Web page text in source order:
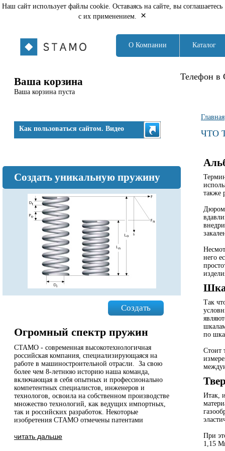
Наш сайт использует файлы cookie. Оставаясь на сайте, вы соглашаетесь
с их применением.
×
О Компании Каталог
Телефон в
Ваша корзина
Ваша корзина пуста
Как пользоваться сайтом. Видео
Создать уникальную пружину
Создать
Огромный спектр пружин
СТАМО - современная высокотехнологичная
российская компания, специализирующаяся на
работе в машиностроительной отрасли. За свою
более чем 8-летнюю историю наша команда,
включающая в себя опытных и профессионально
компетентных специалистов, инженеров и
технологов, освоила на собственном производстве
множество технологий, как ведущих импортных,
так и российских разработок. Некоторые
изобретения СТАМО отмечены патентами
читать дальше
Вы
Главная
ЧТО
также
него
Так
по
Стоит
Итак,
При
1,15